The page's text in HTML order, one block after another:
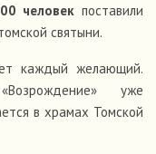
человек поставили
святыни.
каждый желающий.
уже
в храмах Томской